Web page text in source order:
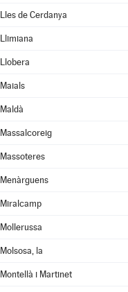
Lles de Cerdanya
Llimiana
Llobera
Maials
Maldà
Massalcoreig
Massoteres
Menàrguens
Miralcamp
Mollerussa
Molsosa, la
Montellà i Martinet